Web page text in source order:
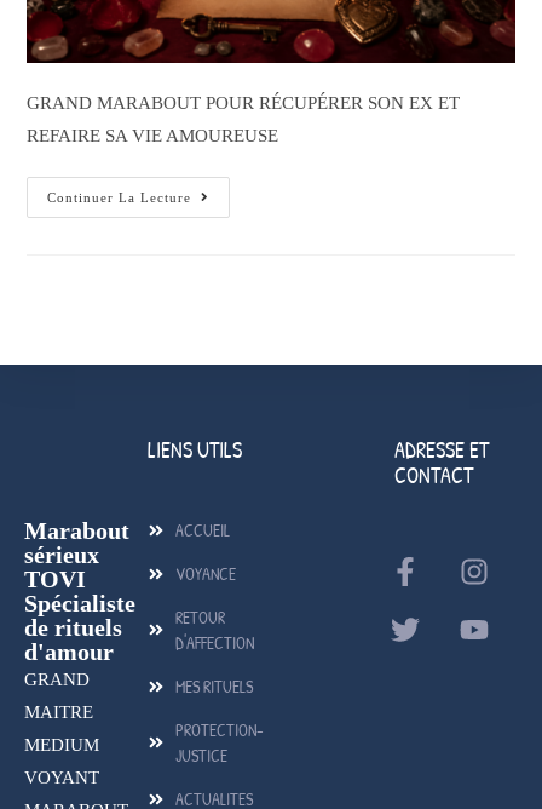
GRAND MARABOUT POUR RÉCUPÉRER SON EX ET
REFAIRE SA VIE AMOUREUSE
Continuer La Lecture
Marabout
sérieux
TOVI
Spécialiste
de rituels
d'amour
GRAND
MAITRE
MEDIUM
VOYANT
LIENS UTILS
ACCUEIL
VOYANCE
RETOUR
D'AFFECTION
MES RITUELS
PROTECTION-
JUSTICE
ACTUALITES
ADRESSE ET
CONTACT